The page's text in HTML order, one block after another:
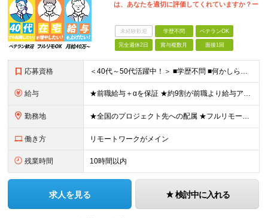
は、あなたを適切に評価してくれていますか？ー
未経験歓迎 学歴不問 ベテランOK
完全週休2日 賞与複数月 面接1回
応募資格 ＜40代～50代活躍中！＞ ■学歴不問 ■何かしらの開発経験をお持ちの方 ■ブランクOK ★ミドル～シニア層が多数活躍しています！ ▼こんな方は、ぜひご応募ください▼ □最後の転職先をお探しの方 □
給与 ★前職給与＋αを保証 ★約9割が前職より給与アップを実現 月給40万円以上＋各種手当＋賞与 ＜9割が年収アップを実現＞ 入社されたエンジニアの9割が前職よりも給与アップをしています！ 残り1割は前
勤務地 ★全国のプロジェクト先への配属 ★フルリモートワーク案件あり ★転勤なし 勤務地はご希望を考慮し、決定します。 「自宅から近い場所が良い」といった要望もお聞かせください！ ＜配属エリア＞ ［東北］
働き方 リモートワークがメイン
残業時間 10時間以内
求人を見る 検討中に入れる